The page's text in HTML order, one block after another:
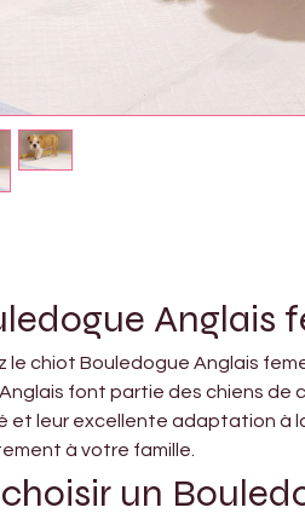
Anglais
le chiot Bouledogue Anglais
font partie des chiens de
et leur excellente adaptation à
à votre famille.
un